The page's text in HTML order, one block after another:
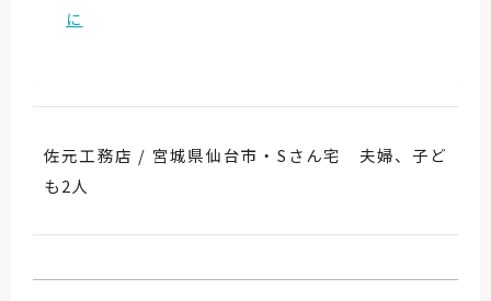
に
佐元工務店 / 宮城県仙台市・Sさん宅 夫婦、子ど
も2人